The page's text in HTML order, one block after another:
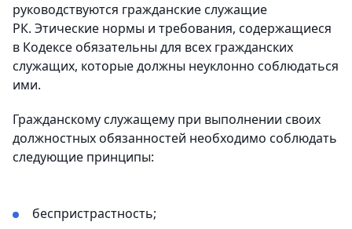
руководствуются гражданские служащие
РК. Этические нормы и требования, содержащиеся
в Кодексе обязательны для всех гражданских
служащих, которые должны неуклонно соблюдаться
ими.
Гражданскому служащему при выполнении своих
должностных обязанностей необходимо соблюдать
следующие принципы:
беспристрастность;